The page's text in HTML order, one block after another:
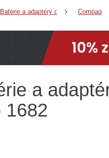
Batérie a adaptéry do notebookov
Compaq
a
1682